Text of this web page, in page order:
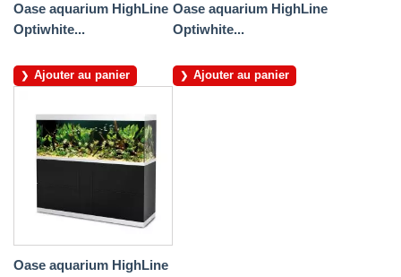
Oase aquarium HighLine
Optiwhite...
Ajouter au panier
Oase aquarium HighLine
Optiwhite...
Ajouter au panier
Oase aquarium HighLine